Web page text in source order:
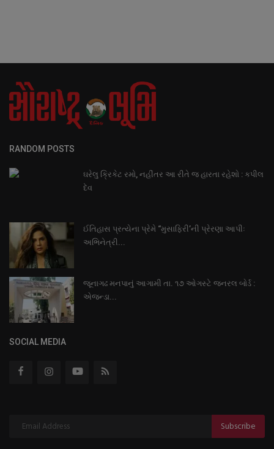
RANDOM POSTS
ઘરેલુ ક્રિકેટ રમો, નહીંતર આ રીતે જ હારતા રહેશો : કપીલ
દેવ
ઈતિહાસ પ્રત્યેના પ્રેમે “મુસાફિરી’ની પ્રેરણા આપીઃ
અભિનેત્રી...
જૂનાગઢ મનપાનું આગામી તા. ૧૭ ઓગસ્ટે જનરલ બોર્ડ :
એજન્ડા...
SOCIAL MEDIA
Subscribe